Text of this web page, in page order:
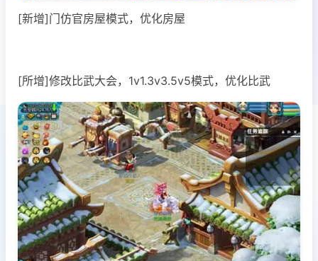
[新增]门仿官房屋模式，优化房屋
[所增]修改比武大会，1v1.3v3.5v5模式，优化比武